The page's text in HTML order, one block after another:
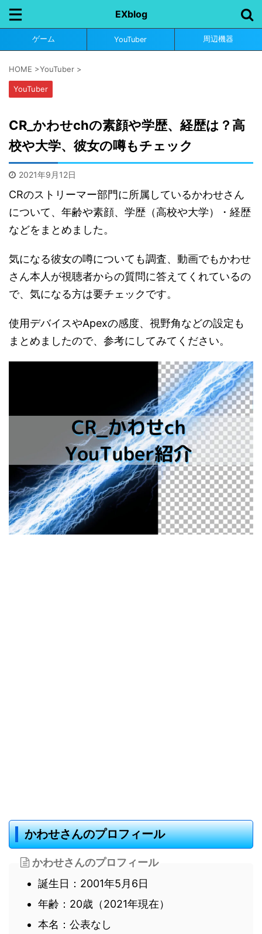
EXblog
ゲーム YouTuber 周辺機器
HOME >YouTuber >
YouTuber
CR_かわせchの素顔や学歴、経歴は？高
校や大学、彼女の噂もチェック
2021年9月12日
CRのストリーマー部門に所属しているかわせさん
について、年齢や素顔、学歴（高校や大学）・経歴
などをまとめました。
気になる彼女の噂についても調査、動画でもかわせ
さん本人が視聴者からの質問に答えてくれているの
で、気になる方は要チェックです。
使用デバイスやApexの感度、視野角などの設定も
まとめましたので、参考にしてみてください。
かわせさんのプロフィール
かわせさんのプロフィール
誕生日：2001年5月6日
年齢：20歳（2021年現在）
本名：公表なし